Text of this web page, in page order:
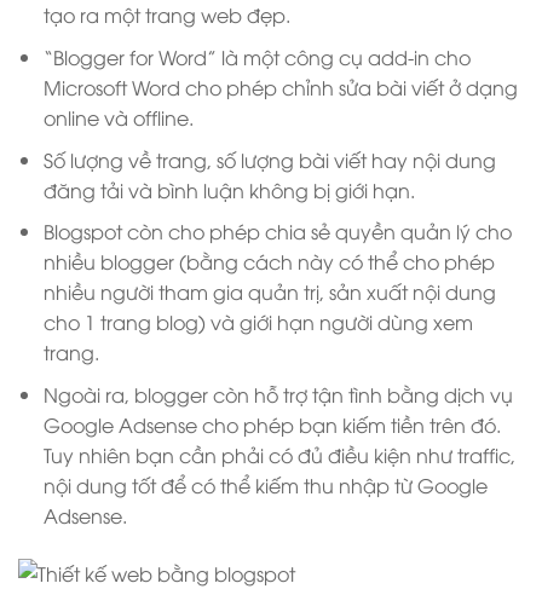
tạo ra một trang web đẹp.
“Blogger for Word” là một công cụ add-in cho
Microsoft Word cho phép chỉnh sửa bài viết ở dạng
online và offline.
Số lượng về trang, số lượng bài viết hay nội dung
đăng tải và bình luận không bị giới hạn.
Blogspot còn cho phép chia sẻ quyền quản lý cho
nhiều blogger (bằng cách này có thể cho phép
nhiều người tham gia quản trị, sản xuất nội dung
cho 1 trang blog) và giới hạn người dùng xem
trang.
Ngoài ra, blogger còn hỗ trợ tận tình bằng dịch vụ
Google Adsense cho phép bạn kiếm tiền trên đó.
Tuy nhiên bạn cần phải có đủ điều kiện như traffic,
nội dung tốt để có thể kiếm thu nhập từ Google
Adsense.